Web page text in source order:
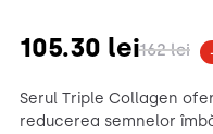
162lei
105.30 lei
Serul Triple Collagen
reducerea semnelor